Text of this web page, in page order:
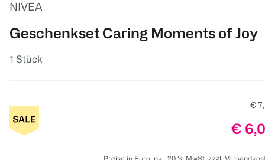
NIVEA
Geschenkset Caring Moments of Joy
1 Stück
€
€
Preise in Euro inkl. 20 % MwSt. zzgl.